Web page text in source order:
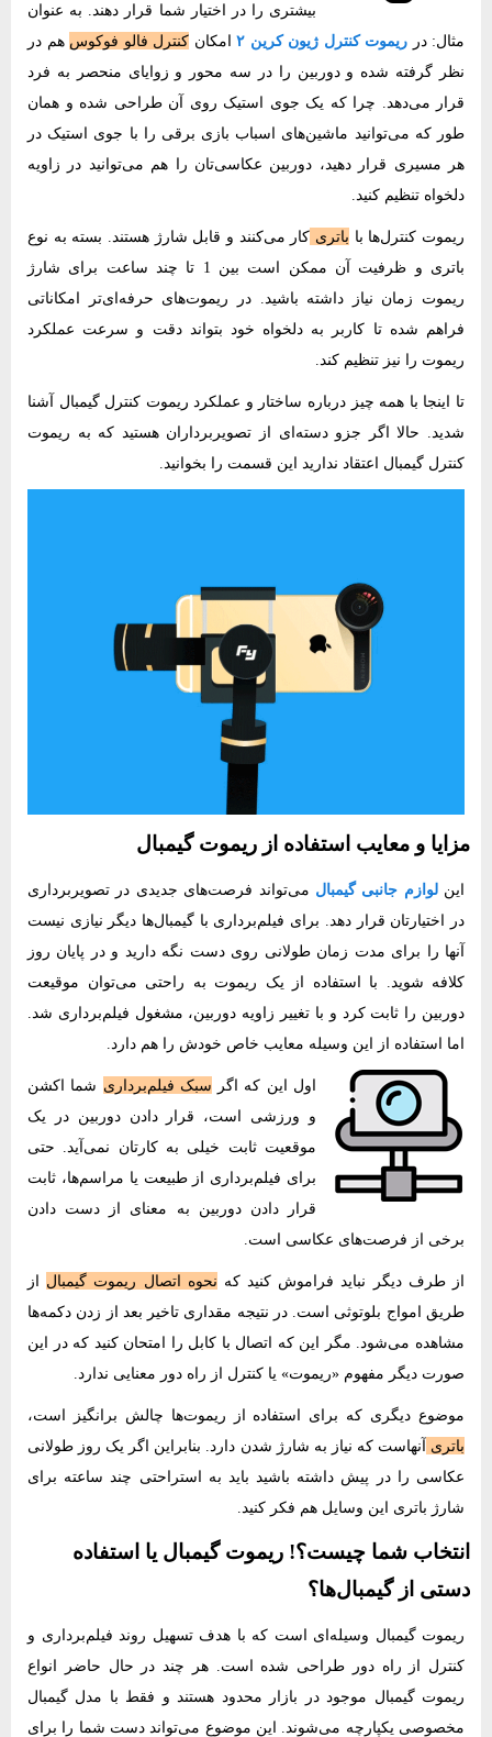
بیشتری را در اختیار شما قرار دهند. به عنوان
مثال: در ریموت کنترل ژیون کرین ۲ امکان کنترل فالو فوکوس هم در
نظر گرفته شده و دوربین را در سه محور و زوایای منحصر به فرد
قرار می‌دهد. چرا که یک جوی استیک روی آن طراحی شده و همان
طور که می‌توانید ماشین‌های اسباب بازی برقی را با جوی استیک در
هر مسیری قرار دهید، دوربین عکاسی‌تان را هم می‌توانید در زاویه
دلخواه تنظیم کنید.
ریموت کنترل‌ها با باتری کار می‌کنند و قابل شارژ هستند. بسته به نوع
باتری و ظرفیت آن ممکن است بین 1 تا چند ساعت برای شارژ
ریموت زمان نیاز داشته باشید. در ریموت‌های حرفه‌‌ای‌تر امکاناتی
فراهم شده تا کاربر به دلخواه خود بتواند دقت و سرعت عملکرد
ریموت را نیز تنظیم کند.
تا اینجا با همه چیز درباره ساختار و عملکرد ریموت کنترل گیمبال آشنا
شدید. حالا اگر جزو دسته‌ای از تصویربرداران هستید که به ریموت
کنترل گیمبال اعتقاد ندارید این قسمت را بخوانید.
مزایا و معایب استفاده از ریموت گیمبال
اینلوازم جانبی گیمبال می‌تواند فرصت‌های جدیدی در تصویربرداری
در اختیارتان قرار دهد. برای ‌‌فیلم‌برداری با گیمبال‌ها دیگر نیازی نیست
آنها را برای مدت زمان طولانی روی دست نگه دارید و در پایان روز
کلافه شوید. با استفاده از یک ریموت به راحتی می‌توان موقیعت
دوربین را ثابت کرد و با تغییر زاویه دوربین، مشغول ‌‌فیلم‌برداری شد.
اما استفاده از این وسیله معایب خاص خودش را هم دارد.
اول این که اگر سبک ‌‌فیلم‌برداری شما اکشن
و ورزشی است، قرار دادن دوربین در یک
موقعیت ثابت خیلی به کارتان‌‌ نمی‌آید. حتی
برای ‌‌فیلم‌برداری از طبیعت یا مراسم‌ها، ثابت
قرار دادن دوربین به معنای از دست دادن
برخی از فرصت‌های عکاسی است.
از طرف دیگر نباید فراموش کنید که نحوه اتصال ریموت گیمبال از
طریق امواج بلوتوثی است. در نتیجه مقداری تاخیر بعد از زدن دکمه‌ها
مشاهده می‌شود. مگر این که اتصال با کابل را امتحان کنید که در این
صورت دیگر مفهوم «ریموت» یا کنترل از راه دور معنایی ندارد.
موضوع دیگری که برای استفاده از ریموت‌ها چالش برانگیز است،
باتری آنهاست که نیاز به شارژ شدن دارد. بنابراین اگر یک روز طولانی
عکاسی را در پیش داشته باشید باید به استراحتی چند ساعته برای
شارژ باتری این وسایل هم فکر کنید.
انتخاب شما چیست؟! ریموت گیمبال یا استفاده
دستی از گیمبال‌ها؟
ریموت گیمبال وسیله‌‌ای است که با هدف تسهیل روند ‌‌فیلم‌برداری و
کنترل از راه دور طراحی شده است. هر چند در حال حاضر انواع
ریموت گیمبال موجود در بازار محدود هستند و فقط با مدل گیمبال
مخصوصی یکپارچه می‌شوند. این موضوع می‌تواند دست شما را برای